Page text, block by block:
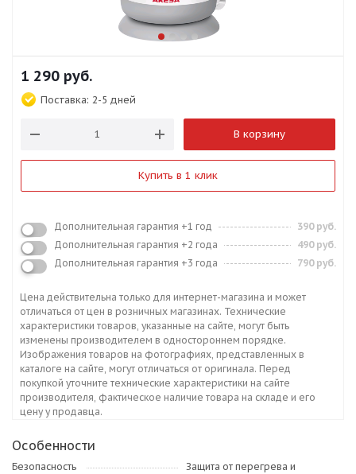
1 290 руб.
Поставка: 2-5 дней
В корзину
Купить в 1 клик
Дополнительная гарантия +1 год
390 руб.
Дополнительная гарантия +2 года
490 руб.
Дополнительная гарантия +3 года
790 руб.
Цена действительна только для интернет-магазина и может
отличаться от цен в розничных магазинах. Технические
характеристики товаров, указанные на сайте, могут быть
изменены производителем в одностороннем порядке.
Изображения товаров на фотографиях, представленных в
каталоге на сайте, могут отличаться от оригинала. Перед
покупкой уточните технические характеристики на сайте
производителя, фактическое наличие товара на складе и его
цену у продавца.
Особенности
Безопасность
Защита от перегрева и